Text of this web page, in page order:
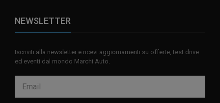
NEWSLETTER
Iscriviti alla newsletter e ricevi aggiornamenti su offerte, test drive
ed eventi dal mondo Marchi Auto.